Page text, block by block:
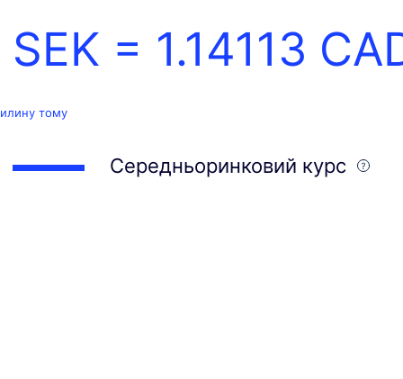
SEK = 1.14113
тому
Середньоринковий курс